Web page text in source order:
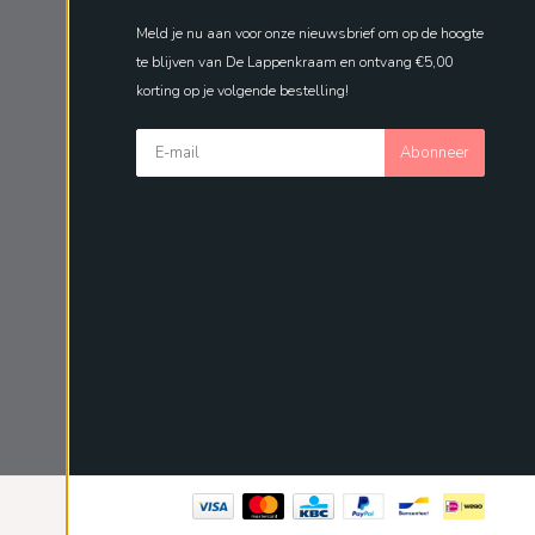
Meld je nu aan voor onze nieuwsbrief om op de hoogte
te blijven van De Lappenkraam en ontvang €5,00
korting op je volgende bestelling!
Abonneer